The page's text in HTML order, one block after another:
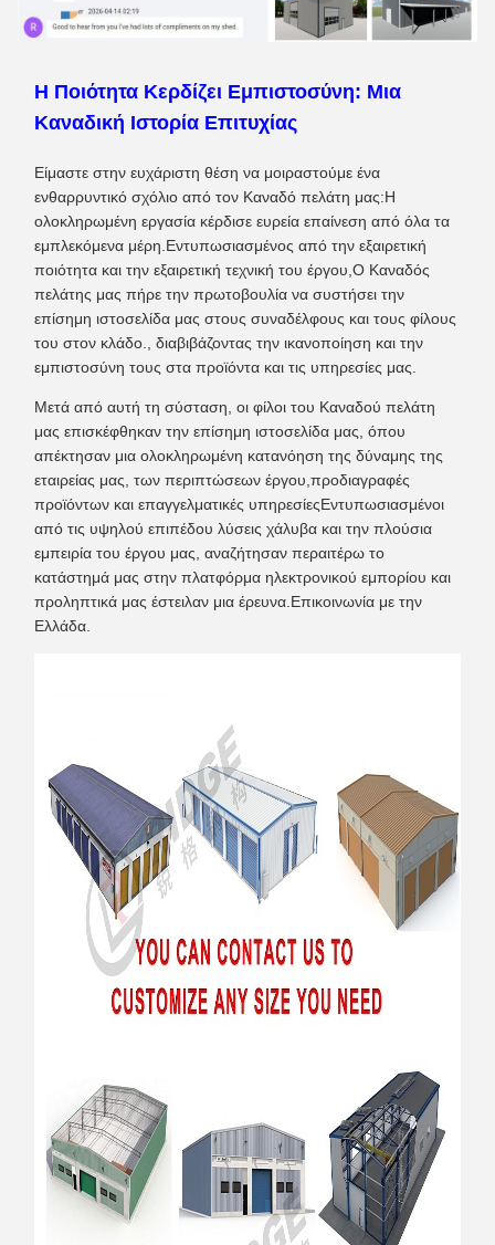
Η Ποιότητα Κερδίζει Εμπιστοσύνη: Μια
Καναδική Ιστορία Επιτυχίας
Είμαστε στην ευχάριστη θέση να μοιραστούμε ένα
ενθαρρυντικό σχόλιο από τον Καναδό πελάτη μας:Η
ολοκληρωμένη εργασία κέρδισε ευρεία επαίνεση από όλα τα
εμπλεκόμενα μέρη.Εντυπωσιασμένος από την εξαιρετική
ποιότητα και την εξαιρετική τεχνική του έργου,Ο Καναδός
πελάτης μας πήρε την πρωτοβουλία να συστήσει την
επίσημη ιστοσελίδα μας στους συναδέλφους και τους φίλους
του στον κλάδο., διαβιβάζοντας την ικανοποίηση και την
εμπιστοσύνη τους στα προϊόντα και τις υπηρεσίες μας.
Μετά από αυτή τη σύσταση, οι φίλοι του Καναδού πελάτη
μας επισκέφθηκαν την επίσημη ιστοσελίδα μας, όπου
απέκτησαν μια ολοκληρωμένη κατανόηση της δύναμης της
εταιρείας μας, των περιπτώσεων έργου,προδιαγραφές
προϊόντων και επαγγελματικές υπηρεσίεςΕντυπωσιασμένοι
από τις υψηλού επιπέδου λύσεις χάλυβα και την πλούσια
εμπειρία του έργου μας, αναζήτησαν περαιτέρω το
κατάστημά μας στην πλατφόρμα ηλεκτρονικού εμπορίου και
προληπτικά μας έστειλαν μια έρευνα.Επικοινωνία με την
Ελλάδα.